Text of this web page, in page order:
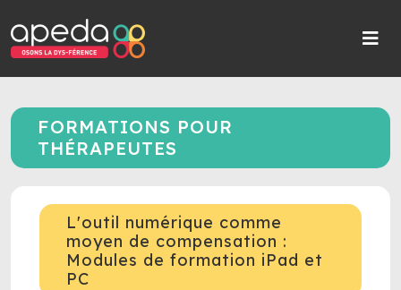
FORMATIONS POUR
THÉRAPEUTES
L'outil numérique comme
moyen de compensation :
Modules de formation iPad et
PC